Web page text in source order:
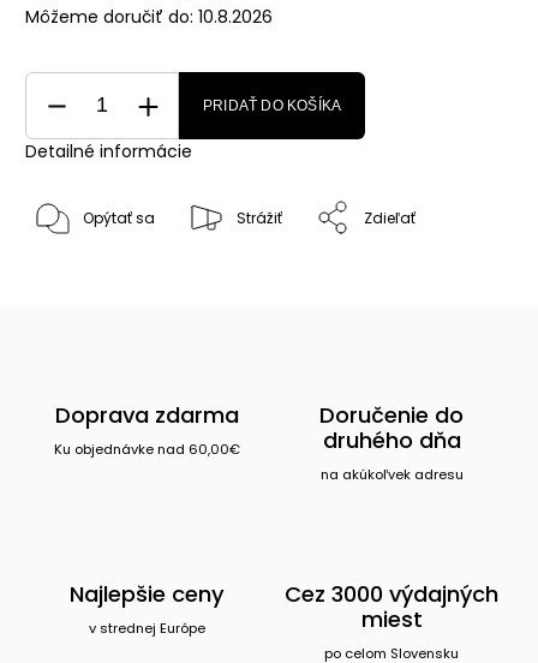
Môžeme doručiť do: 10.8.2026
PRIDAŤ DO KOŠÍKA
Detailné informácie
Opýtať sa Strážiť Zdieľať
Doprava zdarma
Ku objednávke nad 60,00€
Doručenie do
druhého dňa
na akúkoľvek adresu
Najlepšie ceny
v strednej Európe
Cez 3000 výdajných
miest
po celom Slovensku